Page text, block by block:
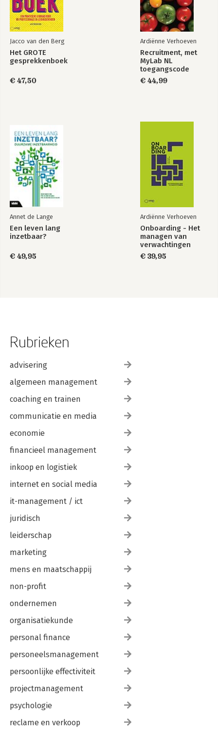
Hoe kunnen vrouwen leiders worden en het verschil maken?
182
Wat is de M-Factor van jouw organisatie? 201
Dank 203
Literatuur 205
Jacco van den Berg
Het GROTE
gesprekkenboek
€ 47,50
Ardiënne Verhoeven
Recruitment, met
MyLab NL
toegangscode
€ 44,99
Annet de Lange
Een leven lang
inzetbaar?
€ 49,95
Ardiënne Verhoeven
Onboarding - Het
managen van
verwachtingen
€ 39,95
Rubrieken
advisering
algemeen management
coaching en trainen
communicatie en media
economie
financieel management
inkoop en logistiek
internet en social media
it-management / ict
juridisch
leiderschap
marketing
mens en maatschappij
non-profit
ondernemen
organisatiekunde
personal finance
personeelsmanagement
persoonlijke effectiviteit
projectmanagement
psychologie
reclame en verkoop